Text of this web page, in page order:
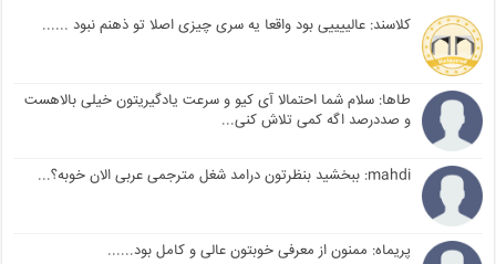
کلاسند: عالییییی بود واقعا یه سری چیزی اصلا تو ذهنم نبود ......
طاها: سلام شما احتمالا آی کیو و سرعت یادگیریتون خیلی بالاهست
و صددرصد اگه کمی تلاش کنی...
mahdi: ببخشید بنظرتون درامد شغل مترجمی عربی الان خوبه؟...
پریماه: ممنون از معرفی خوبتون عالی و کامل بود......